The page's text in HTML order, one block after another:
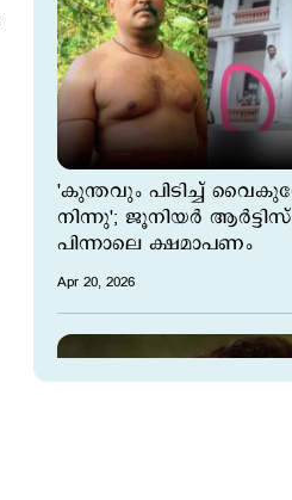
'കുന്തവും പിടിച്ച്
നിന്നു'; ജൂനിയര്‍
പിന്നാലെ ക്ഷമാപണം
Apr 20, 2026